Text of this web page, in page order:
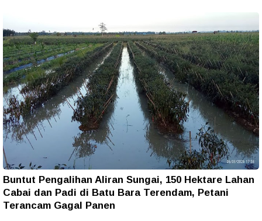
Buntut Pengalihan Aliran Sungai, 150 Hektare Lahan
Cabai dan Padi di Batu Bara Terendam, Petani
Terancam Gagal Panen